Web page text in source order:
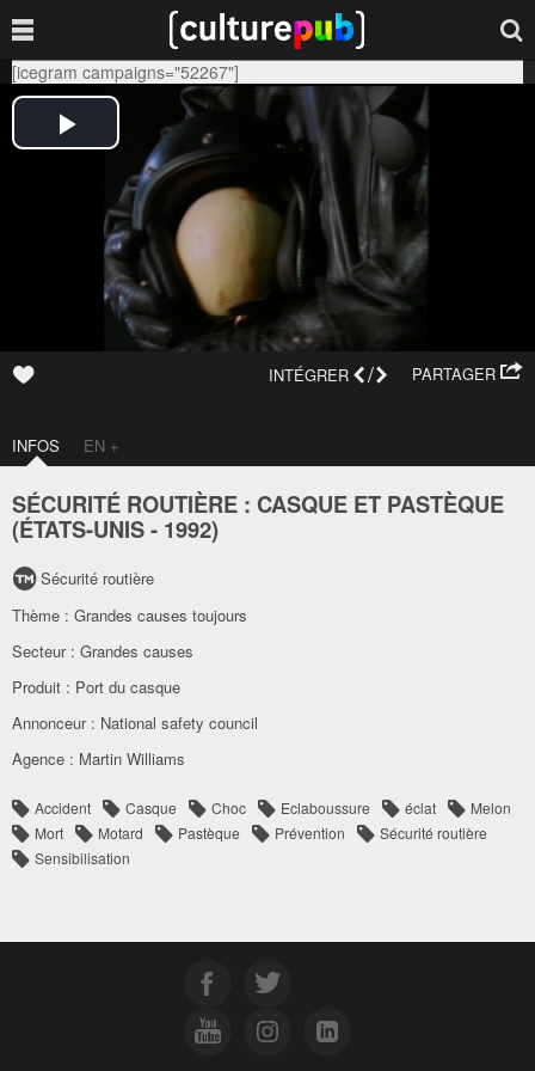
[icegram campaigns="52267"]
PARTAGER
INTÉGRER /
INFOS EN +
SÉCURITÉ ROUTIÈRE : CASQUE ET PASTÈQUE
(ÉTATS-UNIS- 1992)
Sécurité routière
Thème : Grandes causes toujours
Secteur : Grandes causes
Produit : Port du casque
Annonceur : National safety council
Agence : Martin Williams
Accident Casque Choc Eclaboussure éclat
Melon
Mort
Motard Pastèque Prévention
Sécurité routière
Sensibilisation